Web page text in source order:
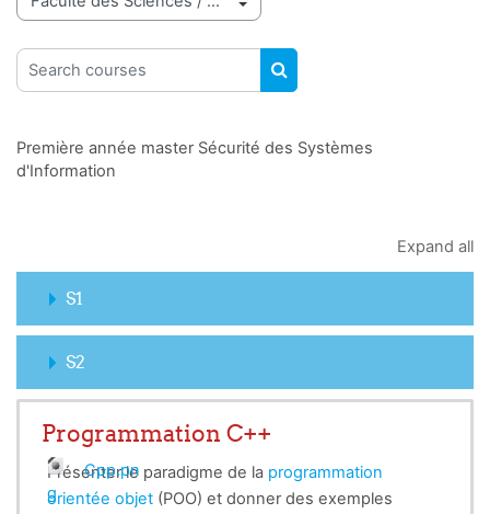
Course categories
Search courses
SEARCH COURSES
Première année master Sécurité des Systèmes
d'Information
Expand all
S1
S2
Programmation C++
Cpp.pn
g
Présenter le paradigme de la programmation
orientée objet (POO) et donner des exemples